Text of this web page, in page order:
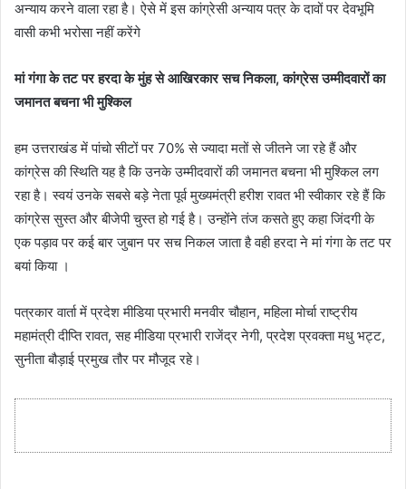
अन्याय करने वाला रहा है। ऐसे में इस कांग्रेसी अन्याय पत्र के दावों पर देवभूमि
वासी कभी भरोसा नहीं करेंगे
मां गंगा के तट पर हरदा के मुंह से आखिरकार सच निकला, कांग्रेस उम्मीदवारों का
जमानत बचना भी मुश्किल
हम उत्तराखंड में पांचो सीटों पर 70% से ज्यादा मतों से जीतने जा रहे हैं और
कांग्रेस की स्थिति यह है कि उनके उम्मीदवारों की जमानत बचना भी मुश्किल लग
रहा है। स्वयं उनके सबसे बड़े नेता पूर्व मुख्यमंत्री हरीश रावत भी स्वीकार रहे हैं कि
कांग्रेस सुस्त और बीजेपी चुस्त हो गई है। उन्होंने तंज कसते हुए कहा जिंदगी के
एक पड़ाव पर कई बार जुबान पर सच निकल जाता है वही हरदा ने मां गंगा के तट पर
बयां किया ।
पत्रकार वार्ता में प्रदेश मीडिया प्रभारी मनवीर चौहान, महिला मोर्चा राष्ट्रीय
महामंत्री दीप्ति रावत, सह मीडिया प्रभारी राजेंद्र नेगी, प्रदेश प्रवक्ता मधु भट्ट,
सुनीता बौड़ाई प्रमुख तौर पर मौजूद रहे।